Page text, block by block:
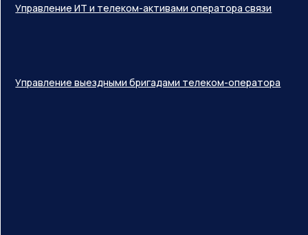
Управление ИТ и телеком-активами оператора связи
Управление выездными бригадами телеком-оператора